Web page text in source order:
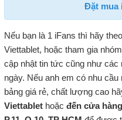
Đặt mua
Nếu bạn là 1 iFans thì hãy
Viettablet, hoặc tham gia nhóm
cập nhật tin tức cũng như
ngày. Nếu anh em có nhu
bảng giá rẻ, chất lượng cao
Viettablet hoặc đến cửa